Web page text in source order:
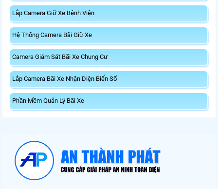
Lắp Camera Giữ Xe Bệnh Viện
Hệ Thống Camera Bãi Giữ Xe
Camera Giám Sát Bãi Xe Chung Cư
Lắp Camera Bãi Xe Nhận Diện Biển Số
Phần Mềm Quản Lý Bãi Xe